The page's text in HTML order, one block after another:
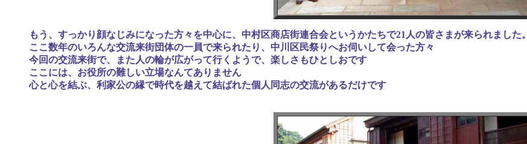
もう、すっかり顔なじみになった方々を中心に、中村区商店街連合会というかたちで21人の皆さまが来られました。
ここ数年のいろんな交流来街団体の一員で来られたり、中川区民祭りへお伺いして会った方々
今回の交流来街で、また人の輪が広がって行くようで、楽しさもひとしおです
ここには、お役所の難しい立場なんてありません
心と心を結ぶ、利家公の縁で時代を越えて結ばれた個人同志の交流があるだけです